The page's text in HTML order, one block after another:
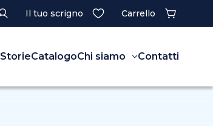
Il tuo scrigno Carrello
StorieCatalogoChi siamo Contatti